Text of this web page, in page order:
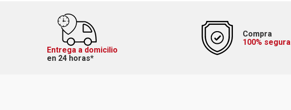
Entrega a domicilio
en 24 horas*
Compra
100% segura